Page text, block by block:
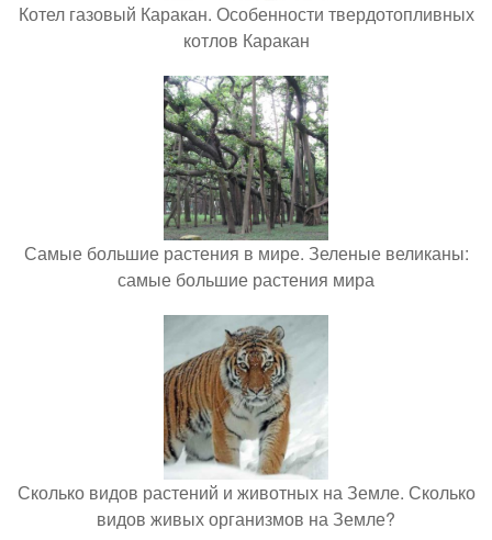
Котел газовый Каракан. Особенности твердотопливных
котлов Каракан
Самые большие растения в мире. Зеленые великаны:
самые большие растения мира
Сколько видов растений и животных на Земле. Сколько
видов живых организмов на Земле?